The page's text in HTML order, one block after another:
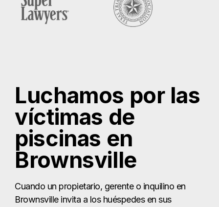
Luchamos por las
víctimas de
piscinas en
Brownsville
Cuando un propietario, gerente o inquilino en
Brownsville invita a los huéspedes en sus